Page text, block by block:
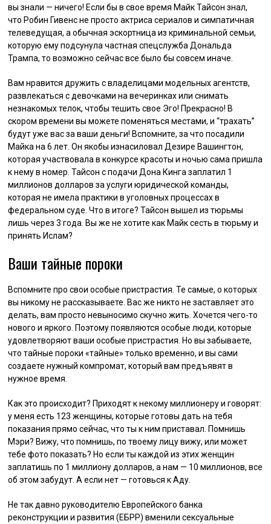
вы знали — ничего! Если бы в свое время Майк Тайсон знал,
что Робин Гивенс не просто актриса сериалов и симпатичная
телеведущая, а обычная эскортница из криминальной семьи,
которую ему подсунула частная спецслужба Дональда
Трампа, то возможно сейчас все было бы совсем иначе.
Вам нравится дружить с владелицами модельных агентств,
развлекаться с девочками на вечеринках или снимать
незнакомых телок, чтобы тешить свое Эго! Прекрасно! В
скором времени вы можете поменяться местами, и “трахать”
будут уже вас за ваши деньги! Вспомните, за что посадили
Майка на 6 лет. Он якобы изнасиловал Дезире Вашингтон,
которая участвовала в конкурсе красоты и ночью сама пришла
к нему в номер. Тайсон с подачи Дона Кинга заплатил 1
миллионов долларов за услуги юридической команды,
которая не имела практики в уголовных процессах в
федеральном суде. Что в итоге? Тайсон вышел из тюрьмы
лишь через 3 года. Вы же не хотите как Майк сесть в тюрьму и
принять Ислам?
Ваши тайные пороки
Вспомните про свои особые пристрастия. Те самые, о которых
вы никому не рассказываете. Вас же никто не заставляет это
делать, вам просто невыносимо скучно жить. Хочется чего-то
нового и яркого. Поэтому появляются особые люди, которые
удовлетворяют ваши особые пристрастия. Но вы забываете,
что тайные пороки «тайные» только временно, и вы сами
создаете нужный компромат, который вам предъявят в
нужное время.
Как это происходит? Приходят к некому миллионеру и говорят:
у меня есть 123 женщины, которые готовы дать на тебя
показания прямо сейчас, что ты к ним приставал. Помнишь
Мэри? Вижу, что помнишь, по твоему лицу вижу, или может
тебе фото показать? Но если ты каждой из этих женщин
заплатишь по 1 миллиону долларов, а нам — 10 миллионов, все
об этом забудут. А если нет — готовься к Аду.
Не так давно руководителю Европейского банка
реконструкции и развития (ЕБРР) вменили сексуальные